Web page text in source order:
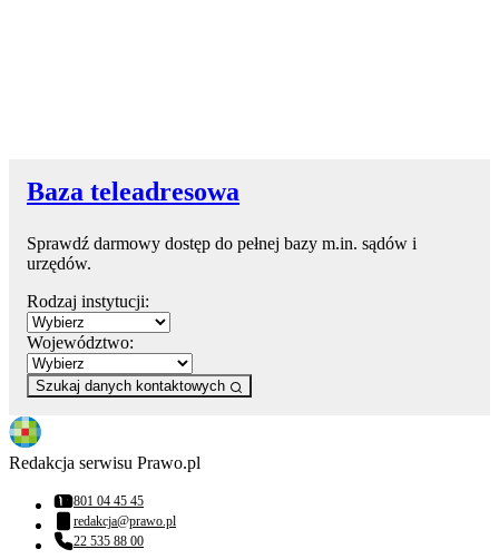
Baza teleadresowa
Sprawdź darmowy dostęp do pełnej bazy m.in. sądów i
urzędów.
Rodzaj instytucji:
Województwo:
Szukaj danych kontaktowych
Redakcja serwisu Prawo.pl
Numer telefonu:
801 04 45 45
Adres email:
redakcja@prawo.pl
Numer telefonu:
22 535 88 00